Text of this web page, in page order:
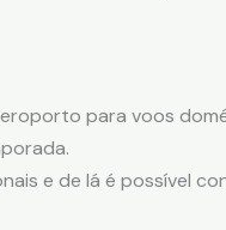
para voos
e de lá é possível